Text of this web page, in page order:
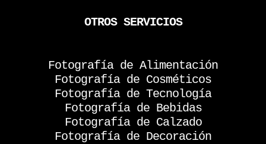
OTROS SERVICIOS
Fotografía de Alimentación
Fotografía de Cosméticos
Fotografía de Tecnología
Fotografía de Bebidas
Fotografía de Calzado
Fotografía de Decoración